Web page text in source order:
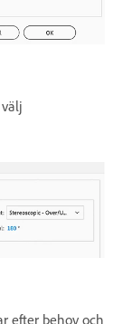
efter behov och